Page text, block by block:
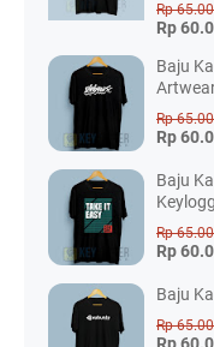
Rp
Rp
Baju
Rp
Rp
Baju
Rp
Rp
Baju
Rp